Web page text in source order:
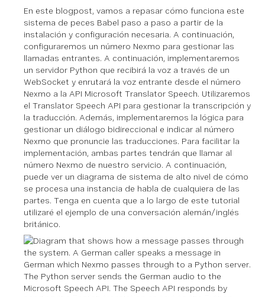
En este blogpost, vamos a repasar cómo funciona este
sistema de peces Babel paso a paso a partir de la
instalación y configuración necesaria. A continuación,
configuraremos un número Nexmo para gestionar las
llamadas entrantes. A continuación, implementaremos
un servidor Python que recibirá la voz a través de un
WebSocket y enrutará la voz entrante desde el número
Nexmo a la API Microsoft Translator Speech. Utilizaremos
el Translator Speech API para gestionar la transcripción y
la traducción. Además, implementaremos la lógica para
gestionar un diálogo bidireccional e indicar al número
Nexmo que pronuncie las traducciones. Para facilitar la
implementación, ambas partes tendrán que llamar al
número Nexmo de nuestro servicio. A continuación,
puede ver un diagrama de sistema de alto nivel de cómo
se procesa una instancia de habla de cualquiera de las
partes. Tenga en cuenta que a lo largo de este tutorial
utilizaré el ejemplo de una conversación alemán/inglés
británico.